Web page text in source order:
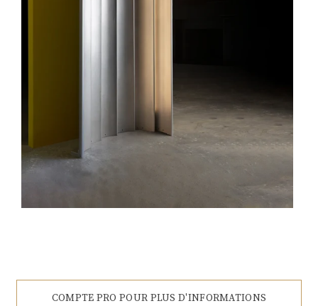
COMPTE PRO POUR PLUS D'INFORMATIONS